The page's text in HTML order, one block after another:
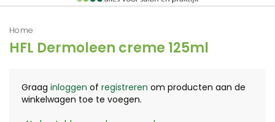
Home
HFL Dermoleen creme 125ml
Graag inloggen of registreren om producten aan de
winkelwagen toe te voegen.